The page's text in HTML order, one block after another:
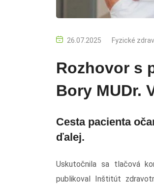
26.07.2025 Fyzické
Rozhovor s
Bory MUDr.
Cesta pacienta
ďalej.
Uskutočnila sa tlačová
publikoval Inštitút